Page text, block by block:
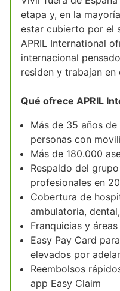
etapa y, en la
estar cubierto por el
APRIL International
internacional
residen y trabajan
Qué ofrece APRIL
Más de 35 años
personas con
Más de 180.000
Respaldo del
profesionales en
Cobertura de
ambulatoria,
Franquicias y
Easy Pay Card
elevados por
Reembolsos
app Easy Claim